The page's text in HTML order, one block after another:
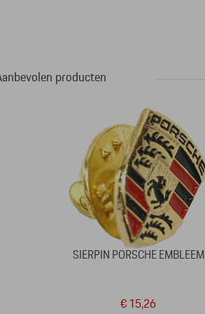
producten
SIERPIN PORSCHE EMBLEEM
€ 15,26